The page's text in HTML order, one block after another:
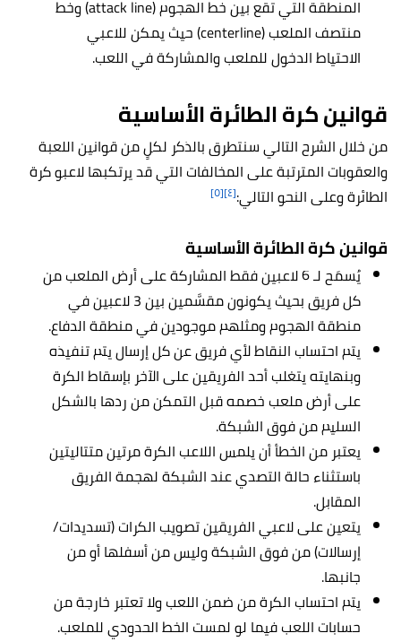
المنطقة التي تقع بين خط الهجوم (attack line) وخط
منتصف الملعب (centerline) حيث يمكن للاعبي
الاحتياط الدخول للملعب والمشاركة في اللعب.
قوانين كرة الطائرة الأساسية
من خلال الشرح التالي سنتطرق بالذكر لكلٍ من قوانين اللعبة
والعقوبات المترتبة على المخالفات التي قد يرتكبها لاعبو كرة
الطائرة وعلى النحو التالي:[٤] [٥]
قوانين كرة الطائرة الأساسية
يُسمَح لـ 6 لاعبين فقط المشاركة على أرض الملعب من
كل فريق بحيث يكونون مقسَّمين بين 3 لاعبين في
منطقة الهجوم ومثلهم موجودين في منطقة الدفاع.
يتم احتساب النقاط لأي فريق عن كل إرسال يتم تنفيذه
وبنهايته يتغلب أحد الفريقين على الآخر بإسقاط الكرة
على أرض ملعب خصمه قبل التمكن من ردها بالشكل
السليم من فوق الشبكة.
يعتبر من الخطأ أن يلمس اللاعب الكرة مرتين متتاليتين
باستثناء حالة التصدي عند الشبكة لهجمة الفريق
المقابل.
يتعين على لاعبي الفريقين تصويب الكرات (تسديدات/
إرسالات) من فوق الشبكة وليس من أسفلها أو من
جانبها.
يتم احتساب الكرة من ضمن اللعب ولا تعتبر خارجة من
حسابات اللعب فيما لو لمست الخط الحدودي للملعب.